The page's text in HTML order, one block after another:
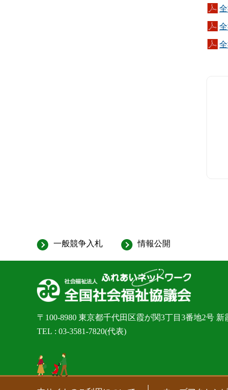
一般競争入札 情報公開
〒100-8980 東京都千代田区霞が関3丁目3番地2号 新
TEL
03-3581-7820(代表)